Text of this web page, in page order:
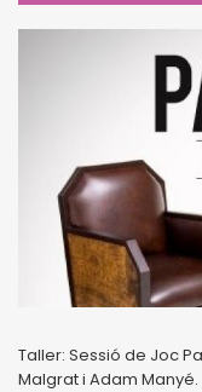
Taller: Sessió de Joc
Malgrat i Adam Manyé.